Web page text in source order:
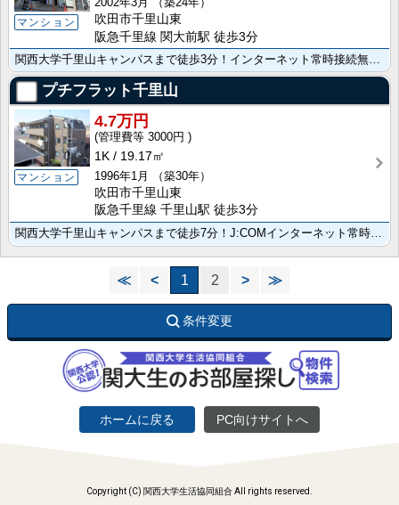
マンション
吹田市千里山東
阪急千里線 関大前駅 徒歩3分
関西大学千里山キャンパスまで徒歩3分！インターネット常時接続無料！
プチフラット千里山
マンション
4.7万円
3000円
1K
19.17㎡
1996年1月
（築30年）
吹田市千里山東
阪急千里線 千里山駅 徒歩3分
関西大学千里山キャンパスまで徒歩7分！J:COMインターネット常時接続無料(Wi-Fi標準装備)！
≪ < 1 2 > ≫
条件変更
ホームに戻る PC向けサイトへ
Copyright (C) 関西大学生活協同組合 All rights reserved.